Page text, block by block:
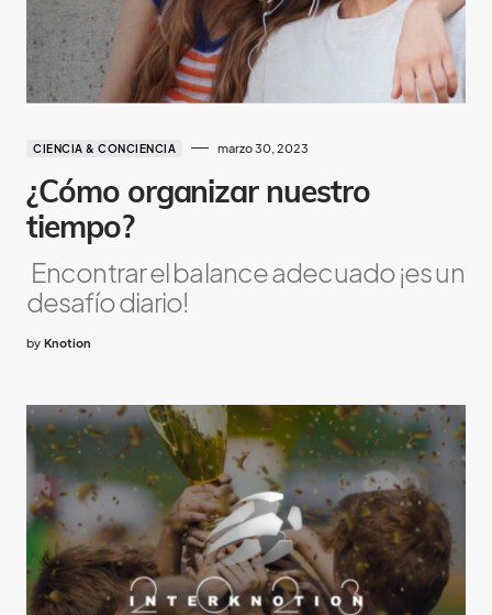
CIENCIA & CONCIENCIA marzo 30, 2023
¿Cómo organizar nuestro
tiempo?
Encontrar el balance adecuado ¡es un
desafío diario!
by Knotion